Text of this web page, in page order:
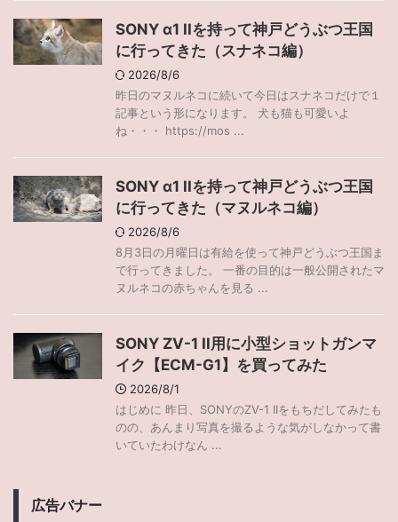
SONY α1 IIを持って神戸どうぶつ王国
に行ってきた（スナネコ編）
2026/8/6
昨日のマヌルネコに続いて今日はスナネコだけで１
記事という形になります。 犬も猫も可愛いよ
ね・・・ https://mos ...
SONY α1 IIを持って神戸どうぶつ王国
に行ってきた（マヌルネコ編）
2026/8/6
8月3日の月曜日は有給を使って神戸どうぶつ王国ま
で行ってきました。 一番の目的は一般公開されたマ
ヌルネコの赤ちゃんを見る ...
SONY ZV-1 II用に小型ショットガンマ
イク【ECM-G1】を買ってみた
2026/8/1
はじめに 昨日、SONYのZV-1 IIをもちだしてみたも
のの、あんまり写真を撮るような気がしなかって書
いていたわけなん ...
広告バナー